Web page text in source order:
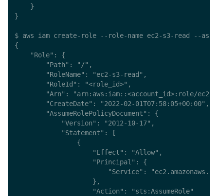
    }
}
$ aws iam create-role --role-name ec2-s3-read --
{
    "Role": {
        "Path": "/",
        "RoleName": "ec2-s3-read",
        "RoleId": "<role_id>",
"Arn": "arn:aws:iam::<account_id>:role/ec2-
        "CreateDate": "2022-02-01T07:58:05+00:00",
        "AssumeRolePolicyDocument": {
            "Version": "2012-10-17",
            "Statement": [
                {
                    "Effect": "Allow",
                    "Principal": {
"Service":
                    },
                    "Action": "sts:AssumeRole"